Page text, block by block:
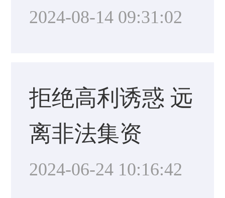
2024-08-14 09:31:02
拒绝高利诱惑 远
离非法集资
2024-06-24 10:16:42